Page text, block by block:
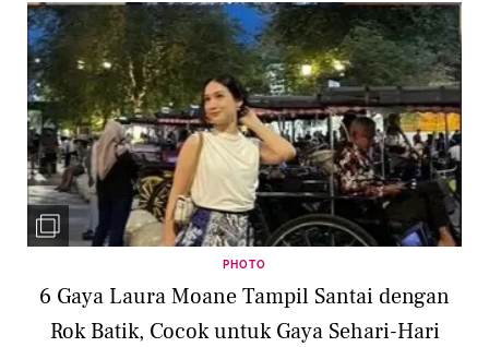
PHOTO
6 Gaya Laura Moane Tampil Santai dengan
Rok Batik, Cocok untuk Gaya Sehari-Hari